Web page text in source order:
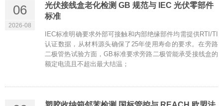
06
2026-08
光伏接线盒老化检测 GB 规范与 IEC 光伏零部件
标准
IEC标准明确要求外部可接触和内部绝缘部件均需提供RTI/TI
认证数据，从材料源头确保了25年使用寿命的要求。在旁路
二极管热试验方面，GB标准要求旁路二极管能承受接线盒的
额定电流且不超出最大结温；